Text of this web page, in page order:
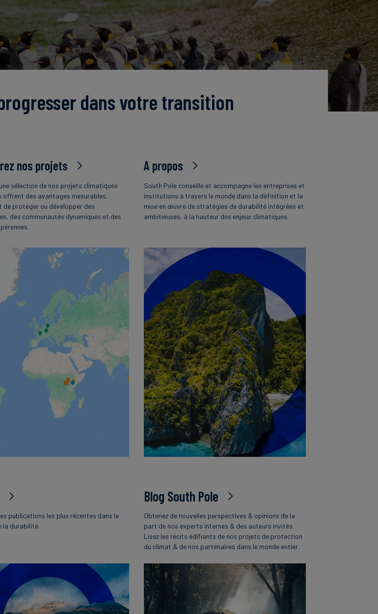
dans votre transition
nos projets
sélection de nos projets climatiques
offrent des avantages mesurables,
protéger ou développer des
des communautés dynamiques et des
A propos
South Pole conseille et accompagne les entreprises et
institutions à travers le monde dans la définition et la
mise en œuvre de stratégies de durabilité intégrées et
ambitieuses, à la hauteur des enjeux climatiques.
publications les plus récentes dans le
la durabilité.
Blog South Pole
Obtenez de nouvelles perspectives & opinions de la
part de nos experts internes & des auteurs invités.
Lisez les récits édifiants de nos projets de protection
du climat & de nos partenaires dans le monde entier.